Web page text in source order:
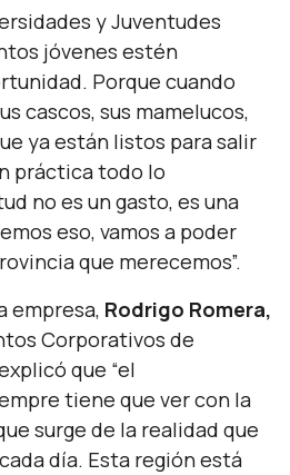
y Juventudes
jóvenes estén
Porque cuando
cascos, sus mamelucos,
ya están listos para salir
práctica todo lo
no es un gasto, es una
eso, vamos a poder
que merecemos”.
empresa, Rodrigo Romera,
Corporativos de
que “el
tiene que ver con la
surge de la realidad que
día. Esta región está